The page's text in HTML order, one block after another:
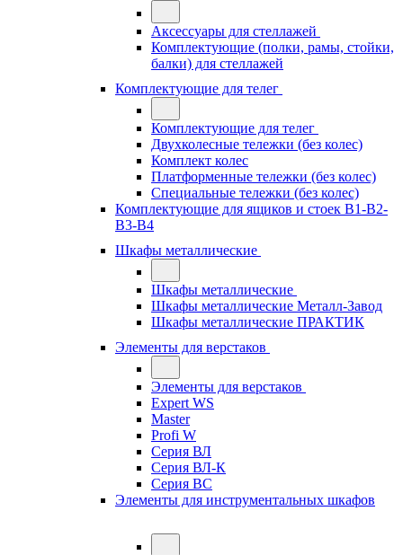
Аксессуары для стеллажей
Комплектующие (полки, рамы, стойки,
балки) для стеллажей
Комплектующие для телег
Комплектующие для телег
Двухколесные тележки (без колес)
Комплект колес
Платформенные тележки (без колес)
Специальные тележки (без колес)
Комплектующие для ящиков и стоек В1-В2-
В3-В4
Шкафы металлические
Шкафы металлические
Шкафы металлические Металл-Завод
Шкафы металлические ПРАКТИК
Элементы для верстаков
Элементы для верстаков
Expert WS
Master
Profi W
Серия ВЛ
Серия ВЛ-К
Серия ВС
Элементы для инструментальных шкафов